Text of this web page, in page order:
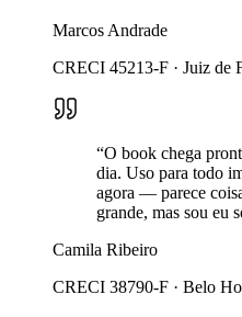
Marcos Andrade
CRECI 45213-F · Juiz de
“O book chega
dia. Uso para todo
agora — parece
grande, mas sou eu
Camila Ribeiro
CRECI 38790-F · Belo